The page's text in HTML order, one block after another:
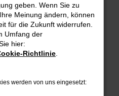
aufgetreten.
dir helfen können:
und deine
zum Beispiel deine
geben. Wenn Sie zu
Meinung ändern, können
für die Zukunft widerrufen.
Umfang der
hier:
Richtlinie
werden von uns eingesetzt: